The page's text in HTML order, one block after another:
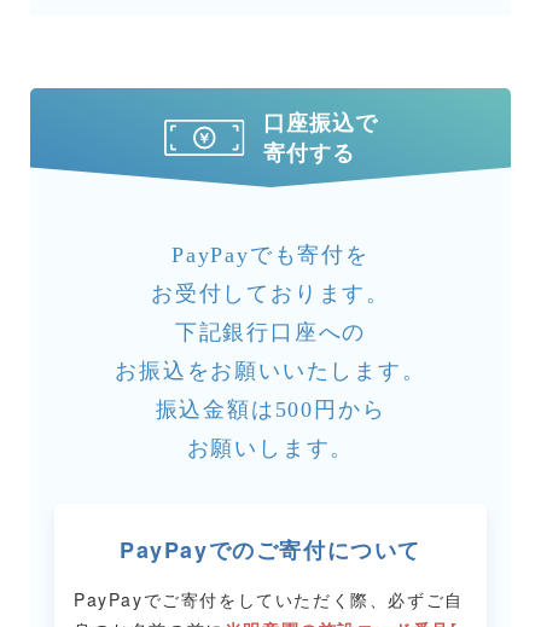
口座振込で
寄付する
PayPayでも寄付を
お受付しております。
下記銀行口座への
お振込をお願いいたします。
振込金額は500円から
お願いします。
PayPayでのご寄付について
PayPayでご寄付をしていただく際、必ずご自